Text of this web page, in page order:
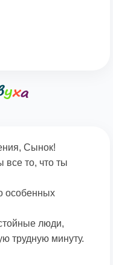
Сынок!
все то, что ты
особенных
люди,
трудную минуту.